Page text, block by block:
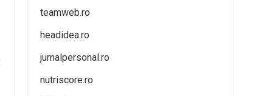
teamweb.ro
headidea.ro
jurnalpersonal.ro
nutriscore.ro